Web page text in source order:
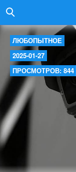
ЛЮБОПЫТНОЕ
2025-01-27
ПРОСМОТРОВ: 844